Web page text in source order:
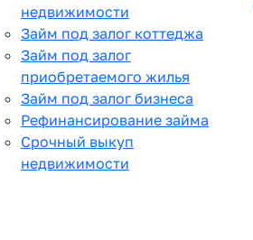
недвижимости
Займ под залог коттеджа
Займ под залог
приобретаемого жилья
Займ под залог бизнеса
Рефинансирование займа
Срочный выкуп
недвижимости